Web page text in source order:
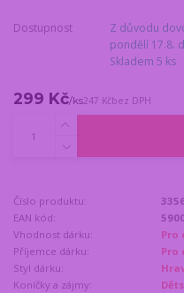
Dostupnost
Z důvodu
pondělí 17.8.
Skladem 5 ks
299 Kč/ks247 Kčbez DPH
Číslo produktu:
EAN kód:
Vhodnost dárku:
Pro
Příjemce dárku:
Pro
Styl dárku:
Koníčky a zájmy: